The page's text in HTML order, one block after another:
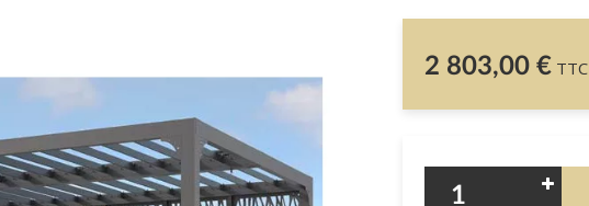
2 803,00 € TTC